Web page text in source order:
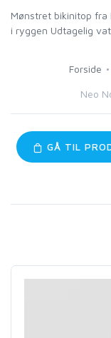
Mønstret bikinitop fra
i ryggen Udtagelig
Forside
Neo
GÅ TIL